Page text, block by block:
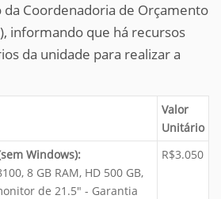
da Coordenadoria de Orçamento
informando que há recursos
da unidade para realizar a
Valor
Unitário
Windows):
8 GB RAM, HD 500 GB,
de 21.5" - Garantia
R$3.050